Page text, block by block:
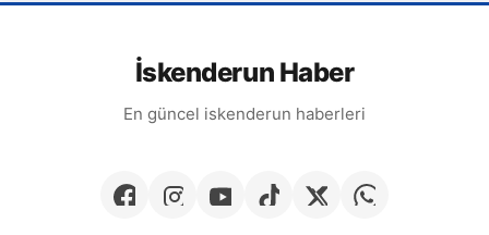
İskenderun Haber
En güncel iskenderun haberleri